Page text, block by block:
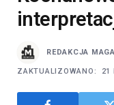
REDAKCJA
ZAKTUALIZOWANO: 21